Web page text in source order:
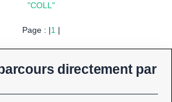
"COLL"
Page : |1|
directement par